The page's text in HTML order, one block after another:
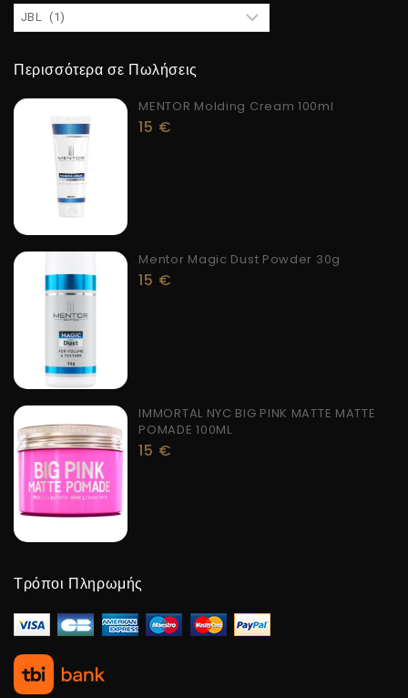
Περισσότερα σε Πωλήσεις
MENTOR Molding Cream 100ml
15 €
Mentor Magic Dust Powder 30g
15 €
IMMORTAL NYC BIG PINK MATTE MATTE
POMADE 100ML
15 €
Τρόποι Πληρωμής